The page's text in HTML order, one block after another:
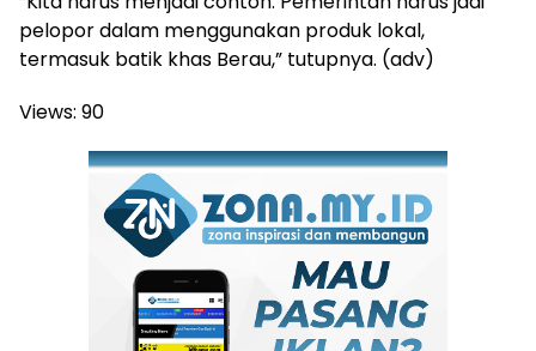
pelopor dalam menggunakan produk lokal,
termasuk batik khas Berau,” tutupnya. (adv)
Views: 90